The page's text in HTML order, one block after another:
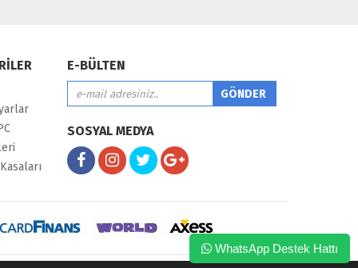
E-BÜLTEN
SOSYAL MEDYA
WhatsApp Destek Hattı